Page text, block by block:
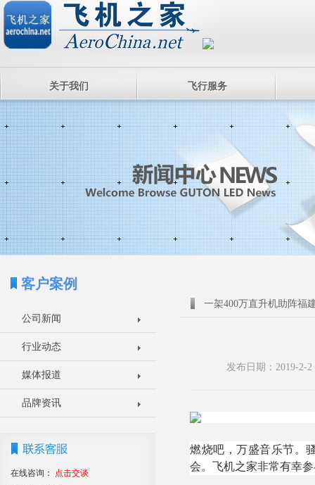
关于我们 飞行服务
客户案例
公司新闻
行业动态
媒体报道
品牌资讯
在线咨询：
点击交谈
一架400万直升机助阵福
发布日期：2019-2-
燃烧吧，万盛音乐节。
会。飞机之家非常有幸